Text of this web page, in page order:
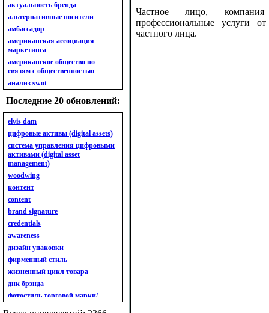
актуальность бренда
альтернативные носители
амбассадор
американская ассоциация
маркетинга
американское общество по
связям с общественностью
анализ swot
анализ бизнес-портфеля
анализ имиджа
анализ кластерный
анализ конкурентов
анализ кросс-культурных
особенностей
анализ мак кинси «7s»
анализ макросистемы
анализ маркетинговый
анализ рынка
анализ ситуационный
анализ экспертный
индивидуальный
анкета
ассортимент
ассортимент товарный.
планирование товарного
ассортимента
ассортимент. глубина
Последние 20 обновлений:
elvis dam
цифровые активы (digital assets)
система управления цифровыми
активами (digital asset
management)
woodwing
контент
content
brand signature
credentials
awareness
дизайн упаковки
фирменный стиль
жизненный цикл товара
днк брэнда
фотостиль торговой марки/
линейки продукции
Частное лицо,
профессиональные услуги
частного лица.